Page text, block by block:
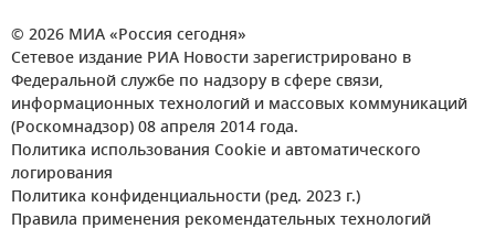
© 2026 МИА «Россия сегодня»
Сетевое издание РИА Новости зарегистрировано в
Федеральной службе по надзору в сфере связи,
информационных технологий и массовых коммуникаций
(Роскомнадзор) 08 апреля 2014 года.
Политика использования Cookie и автоматического
логирования
Политика конфиденциальности (ред. 2023 г.)
Правила применения рекомендательных технологий